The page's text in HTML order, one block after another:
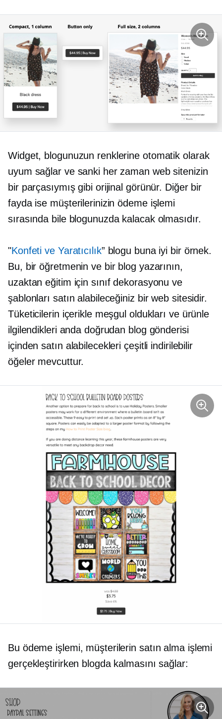
Widget, blogunuzun renklerine otomatik olarak
uyum sağlar ve sanki her zaman web sitenizin
bir parçasıymış gibi orijinal görünür. Diğer bir
fayda ise müşterilerinizin ödeme işlemi
sırasında bile blogunuzda kalacak olmasıdır.
"Konfeti ve Yaratıcılık” blogu buna iyi bir örnek.
Bu, bir öğretmenin ve bir blog yazarının,
uzaktan eğitim için sınıf dekorasyonu ve
şablonları satın alabileceğiniz bir web sitesidir.
Tüketicilerin içerikle meşgul oldukları ve ürünle
ilgilendikleri anda doğrudan blog gönderisi
içinden satın alabilecekleri çeşitli indirilebilir
öğeler mevcuttur.
Bu ödeme işlemi, müşterilerin satın alma işlemi
gerçekleştirirken blogda kalmasını sağlar: